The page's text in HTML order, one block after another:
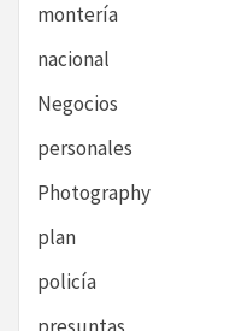
montería
nacional
Negocios
personales
Photography
plan
policía